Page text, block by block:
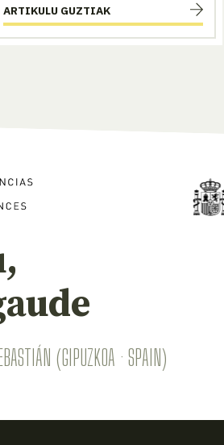
ARTIKULU GUZTIAK
(GIPUZKOA · SPAIN)